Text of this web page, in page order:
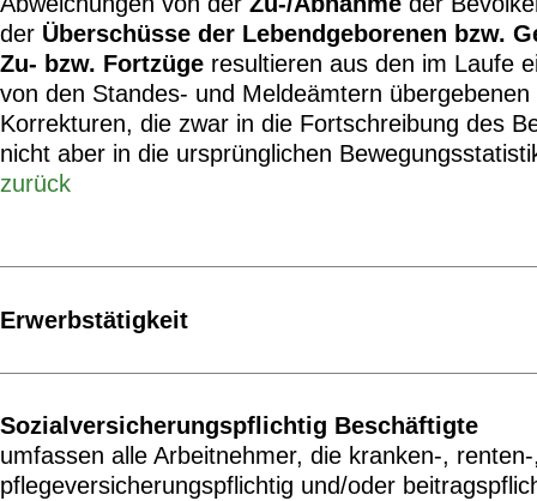
der Überschüsse der Lebendgeborenen bzw.
Zu- bzw. Fortzüge resultieren aus den im Laufe
von den Standes- und Meldeämtern
Korrekturen, die zwar in die Fortschreibung des
nicht aber in die ursprünglichen
zurück
Erwerbstätigkeit
Sozialversicherungspflichtig Beschäftigte
umfassen alle Arbeitnehmer, die kranken-,
pflegeversicherungspflichtig und/oder